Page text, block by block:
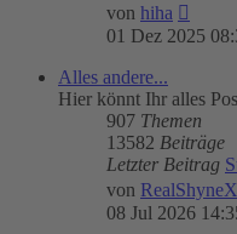
von hiha
01 Dez 2025
Alles andere...
Hier könnt Ihr alles
907 Themen
13582 Beiträge
Letzter Beitrag
von RealShyneX
08 Jul 2026